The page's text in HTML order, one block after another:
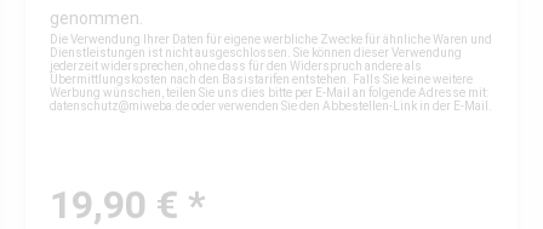
genommen.
Die Verwendung Ihrer Daten für eigene werbliche Zwecke für ähnliche Waren und
Dienstleistungen ist nicht ausgeschlossen. Sie können dieser Verwendung
jederzeit widersprechen, ohne dass für den Widerspruch andere als
Übermittlungskosten nach den Basistarifen entstehen. Falls Sie keine weitere
Werbung wünschen, teilen Sie uns dies bitte per E-Mail an folgende Adresse mit:
datenschutz@miweba.deoder verwenden Sie den Abbestellen-Link in der E-Mail.
19,90 € *